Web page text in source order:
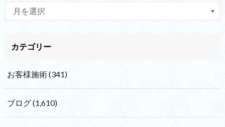
カテゴリー
お客様施術(341)
ブログ(1,610)